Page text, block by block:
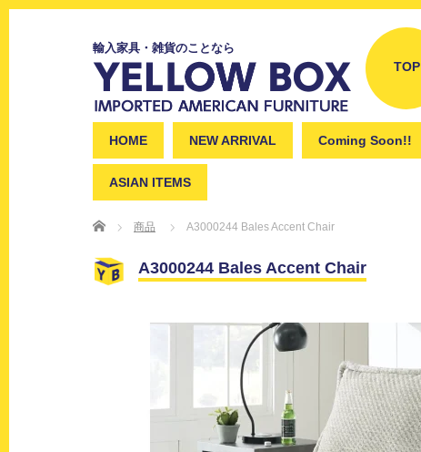
輸入家具・雑貨のことなら
HOME NEW ARRIVAL Coming Soon!!
ASIAN ITEMS
TOP
Home 商品 A3000244 Bales Accent Chair
A3000244 Bales Accent Chair